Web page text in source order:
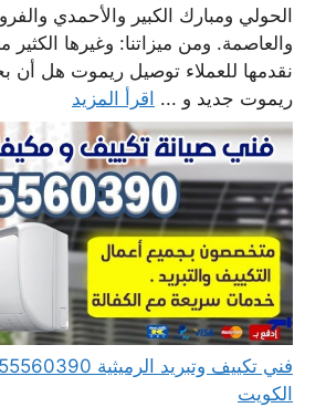
الحولي ومبارك الكبير والأحمدي
والعاصمة. ومن ميزاتنا: وغيرها الكثير
نقدمها للعملاء توصيل ريموت هل أن
ريموت جديد و ... اقرأ المزيد
الكويت